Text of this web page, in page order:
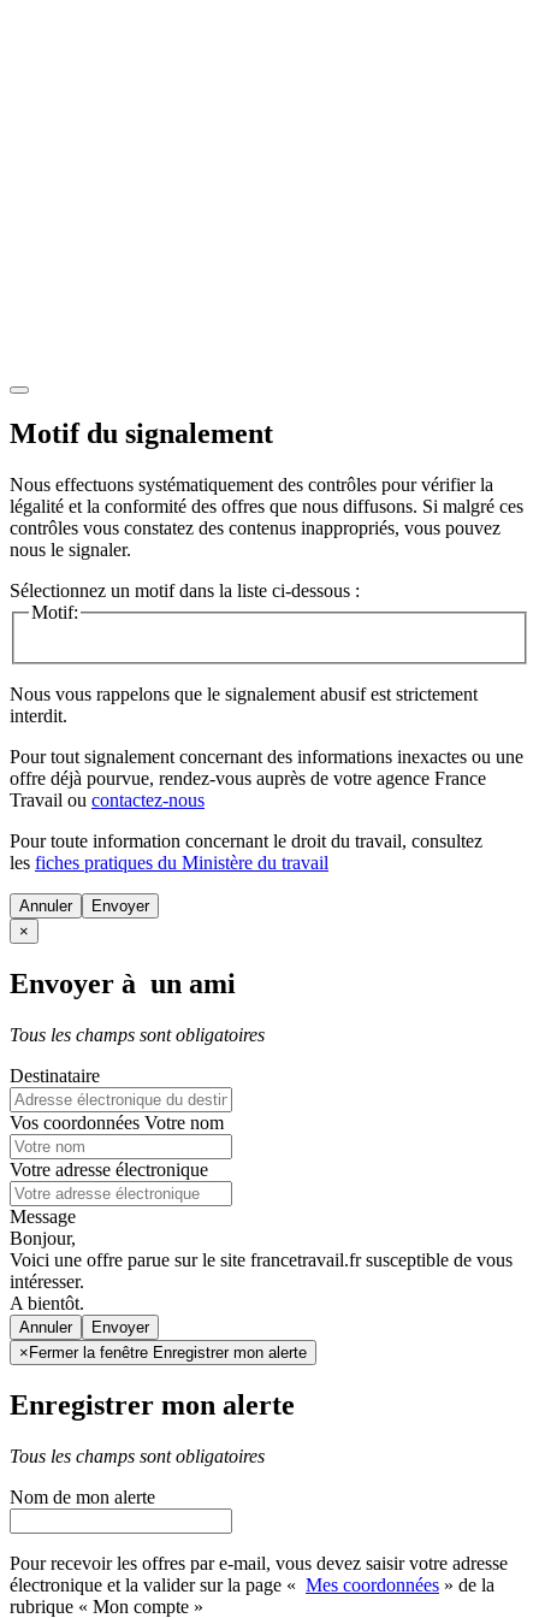
Motif du signalement
Nous effectuons systématiquement des contrôles pour vérifier la
légalité et la conformité des offres que nous diffusons. Si malgré ces
contrôles vous constatez des contenus inappropriés, vous pouvez
nous le signaler.
Sélectionnez un motif dans la liste ci-dessous :
Motif:
Nous vous rappelons que le signalement abusif est strictement
interdit.
Pour tout signalement concernant des informations inexactes ou une
offre déjà pourvue, rendez-vous auprès de votre agence France
Travail ou contactez-nous
Pour toute information concernant le droit du travail, consultez
les fiches pratiques du Ministère du travail
Annuler
×
Envoyer à un ami
Tous les champs sont obligatoires
Destinataire
Vos coordonnées Votre nom
Votre adresse électronique
Message
Bonjour,
Voici une offre parue sur le site francetravail.fr susceptible de vous
intéresser.
A bientôt.
Annuler
× Fermer la fenêtre Enregistrer mon alerte
Enregistrer mon alerte
Tous les champs sont obligatoires
Nom de mon alerte
Pour recevoir les offres par e-mail, vous devez saisir votre adresse
électronique et la valider sur la page « Mes coordonnées » de la
rubrique « Mon compte »